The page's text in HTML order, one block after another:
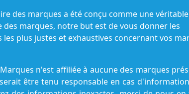
des marques a été conçu comme une véritable
des marques, notre but est de vous donner les
plus justes et exhaustives concernant vos
n'est affiliée à aucune des marques
être tenu responsable en cas